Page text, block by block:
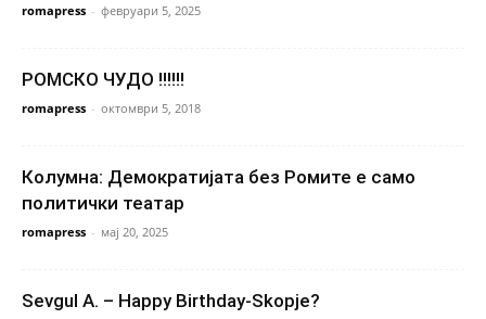
romapress - февруари 5, 2025
РОМСКО ЧУДО !!!!!!
romapress - октомври 5, 2018
Колумна: Демократијата без Ромите е само
политички театар
romapress - мај 20, 2025
Sevgul A. – Happy Birthday-Skopje?